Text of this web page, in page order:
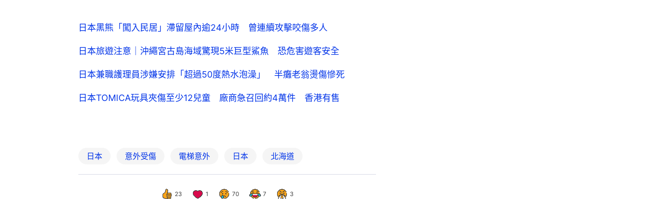
日本黑熊「闖入民居」滯留屋內逾24小時 曾連續攻擊咬傷多人
日本旅遊注意｜沖繩宮古島海域驚現5米巨型鯊魚 恐危害遊客安全
日本兼職護理員涉嫌安排「超過50度熱水泡澡」 半癱老翁燙傷慘死
日本TOMICA玩具夾傷至少12兒童 廠商急召回約4萬件 香港有售
日本 意外受傷 電梯意外 日本 北海道
23 1 70 7 3